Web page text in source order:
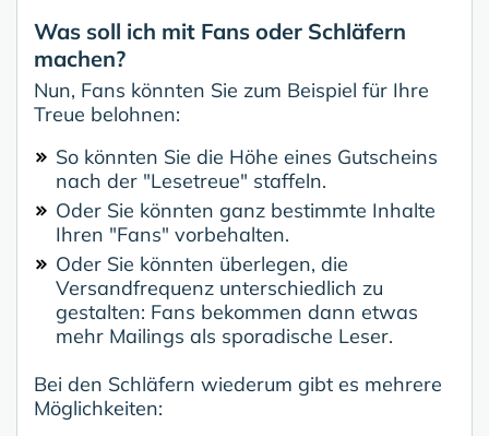
Was soll ich mit Fans oder Schläfern
machen?
Nun, Fans könnten Sie zum Beispiel für Ihre
Treue belohnen:
So könnten Sie die Höhe eines Gutscheins
nach der "Lesetreue" staffeln.
Oder Sie könnten ganz bestimmte Inhalte
Ihren "Fans" vorbehalten.
Oder Sie könnten überlegen, die
Versandfrequenz unterschiedlich zu
gestalten: Fans bekommen dann etwas
mehr Mailings als sporadische Leser.
Bei den Schläfern wiederum gibt es mehrere
Möglichkeiten: